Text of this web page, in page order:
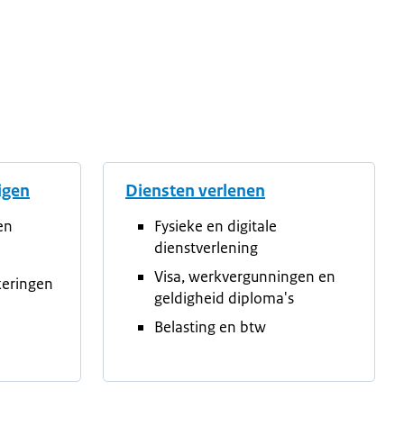
Diensten verlenen
Fysieke en digitale
dienstverlening
Visa, werkvergunningen en
geldigheid diploma's
Belasting en btw